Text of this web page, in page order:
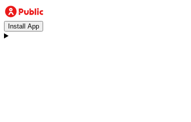
Install App